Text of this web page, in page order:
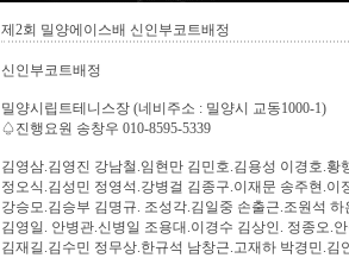
제2회 밀양에이스배 신인부코트배정
신인부코트배정
밀양시립트테니스장 (네비주소 : 밀양시 교동1000-1)
♤진행요원 송창우 010-8595-5339
김영삼.김영진 강남철.임현만 김민호.김용성 이경호.황
정오식.김성민 정영석.강병걸 김종구.이재문 송주현.이
강승모.김승부 김명규. 조성각.김일중 손출근.조원석 하
김영일. 안병관.신병일 조용대.이경수 김상인. 정종오.
김재길.김수민 정무상.한규석 남창근.고재하 박경민.김